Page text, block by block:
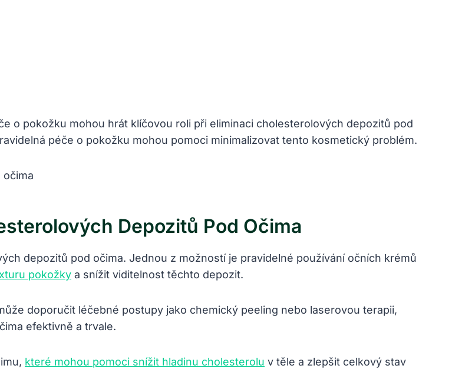
o pokožku mohou hrát klíčovou roli při eliminaci cholesterolových depozitů pod
péče o pokožku mohou pomoci minimalizovat tento kosmetický problém.
Depozitů Pod Očima
depozitů pod očima. Jednou z možností je pravidelné používání očních krémů
pokožky a snížit viditelnost těchto depozit.
doporučit léčebné postupy jako chemický peeling nebo laserovou terapii,
efektivně a trvale.
které mohou pomoci snížit hladinu cholesterolu v těle a zlepšit celkový stav